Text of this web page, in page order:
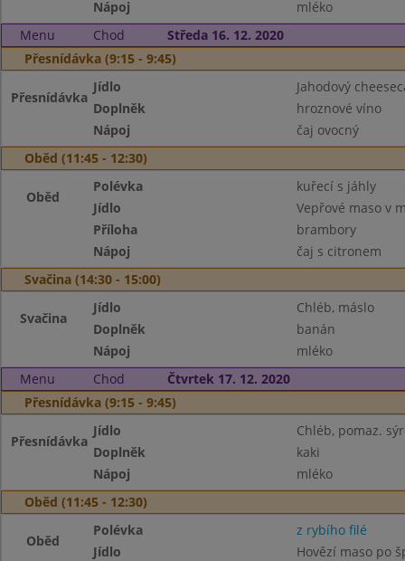
Nápoj
mléko
Menu
Chod
Středa 16. 12. 2020
Přesnídávka (9:15 - 9:45)
Přesnídávka
Jídlo
Jahodový
Doplněk
hroznové víno
Nápoj
čaj ovocný
Oběd (11:45 - 12:30)
Oběd
Polévka
kuřecí s jáhly
Jídlo
Vepřové maso v
Příloha
brambory
Nápoj
čaj s citronem
Svačina (14:30 - 15:00)
Svačina
Jídlo
Chléb, máslo
Doplněk
banán
Nápoj
mléko
Menu
Chod
Čtvrtek 17. 12. 2020
Přesnídávka (9:15 - 9:45)
Přesnídávka
Jídlo
Chléb, pomaz.
Doplněk
kaki
Nápoj
mléko
Oběd (11:45 - 12:30)
Oběd
Polévka
z rybího filé
Jídlo
Hovězí maso po